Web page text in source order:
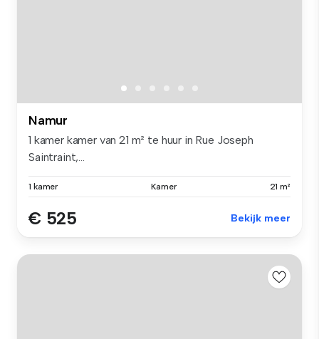
Namur
1 kamer kamer van 21 m² te huur in Rue Joseph
Saintraint,...
1 kamer Kamer 21 m²
€ 525 Bekijk meer